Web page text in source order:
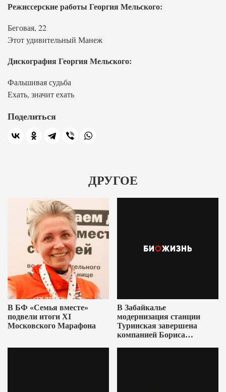
Режиссерские работы Георгия Мельского:
Беговая, 22
Этот удивительный Манеж
Дискография Георгия Мельского:
Фальшивая судьба
Ехать, значит ехать
Поделиться
ДРУГОЕ
В БФ «Семья вместе»
подвели итоги XI
Московского Марафона
В Забайкалье
модернизация станции
Туринская завершена
компанией Бориса